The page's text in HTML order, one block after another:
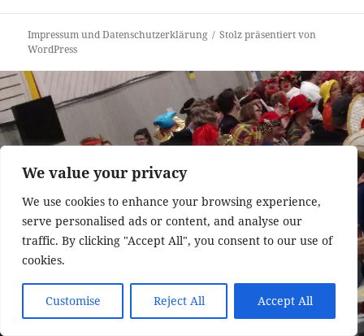
We value your privacy
We use cookies to enhance your browsing experience,
serve personalised ads or content, and analyse our
traffic. By clicking "Accept All", you consent to our use of
cookies.
Customise Reject All Accept All
Impressum und Datenschutzerklärung
Stolz präsentiert von
WordPress